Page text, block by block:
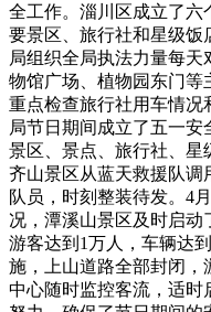
全工作。淄川区成立了六
要景区、旅行社和星级饭
局组织全局执法力量每
物馆广场、植物园东门等
重点检查旅行社用车情况
局节日期间成立了五一
景区、景点、旅行社、星
齐山景区从蓝天救援队调
队员，时刻整装待发。4
况，潭溪山景区及时启动
游客达到1万人，车辆达
施，上山道路全部封闭，
中心随时监控客流，适时